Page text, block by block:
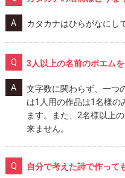
カタカナはひらがなにし
3人以上の名前のポエム
文字数に関わらず、一つ
は1人用の作品は1名様の
ます。また、2名様以上
来ません。
自分で考えた詩で作って